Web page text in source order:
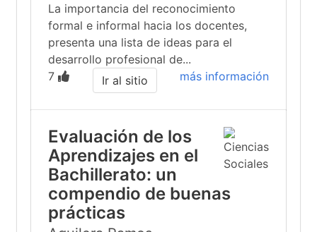
La importancia del reconocimiento
formal e informal hacia los docentes,
presenta una lista de ideas para el
desarrollo profesional de...
7
más información
Ir al sitio
Evaluación de los
Aprendizajes en el
Bachillerato: un
compendio de buenas
prácticas